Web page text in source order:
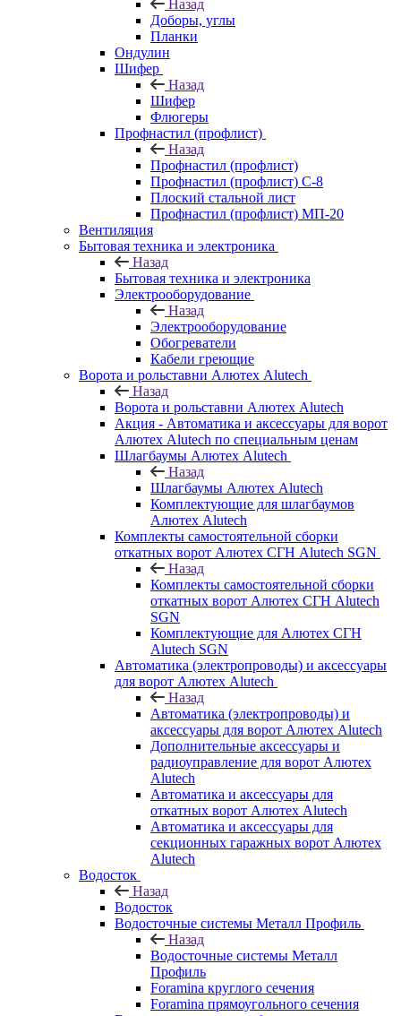
Назад
Доборы, углы
Планки
Ондулин
Шифер
Назад
Шифер
Флюгеры
Профнастил (профлист)
Назад
Профнастил (профлист)
Профнастил (профлист) С-8
Плоский стальной лист
Профнастил (профлист) МП-20
Вентиляция
Бытовая техника и электроника
Назад
Бытовая техника и электроника
Электрооборудование
Назад
Электрооборудование
Обогреватели
Кабели греющие
Ворота и рольставни Алютех Alutech
Назад
Ворота и рольставни Алютех Alutech
Акция - Автоматика и аксессуары для ворот
Алютех Alutech по специальным ценам
Шлагбаумы Алютех Alutech
Назад
Шлагбаумы Алютех Alutech
Комплектующие для шлагбаумов
Алютех Alutech
Комплекты самостоятельной сборки
откатных ворот Алютех СГН Alutech SGN
Назад
Комплекты самостоятельной сборки
откатных ворот Алютех СГН Alutech
SGN
Комплектующие для Алютех СГН
Alutech SGN
Автоматика (электропроводы) и аксессуары
для ворот Алютех Alutech
Назад
Автоматика (электропроводы) и
аксессуары для ворот Алютех Alutech
Дополнительные аксессуары и
радиоуправление для ворот Алютех
Alutech
Автоматика и аксессуары для
откатных ворот Алютех Alutech
Автоматика и аксессуары для
секционных гаражных ворот Алютех
Alutech
Водосток
Назад
Водосток
Водосточные системы Металл Профиль
Назад
Водосточные системы Металл
Профиль
Foramina круглого сечения
Foramina прямоугольного сечения